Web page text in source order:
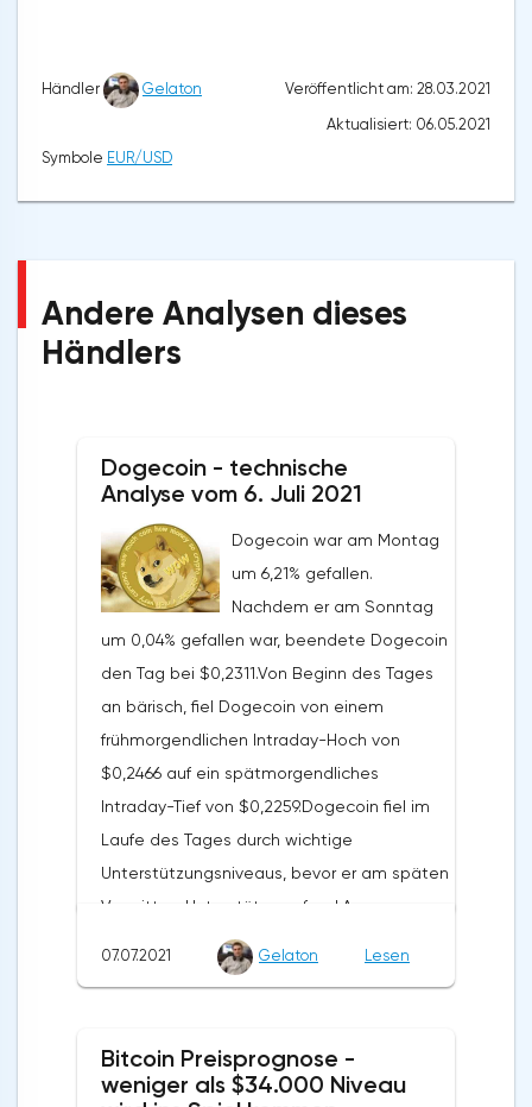
Händler Gelaton
Veröffentlicht am: 28.03.2021
Aktualisiert: 06.05.2021
Symbole EUR/USD
Andere Analysen dieses
Händlers
Dogecoin - technische
Analyse vom 6. Juli 2021
Dogecoin war am Montag
um 6,21% gefallen.
Nachdem er am Sonntag
um 0,04% gefallen war, beendete Dogecoin
den Tag bei $0,2311.Von Beginn des Tages
an bärisch, fiel Dogecoin von einem
frühmorgendlichen Intraday-Hoch von
$0,2466 auf ein spätmorgendliches
Intraday-Tief von $0,2259.Dogecoin fiel im
Laufe des Tages durch wichtige
Unterstützungsniveaus, bevor er am späten
Vormittag Unterstützung fand.Am
Nachmittag durchbrach Dogecoin ein
drittes wichtiges Unterstützungsniveau bei
Tages führte jedoch dazu, dass Dogecoin
07.07.2021 Gelaton Lesen
Bitcoin Preisprognose -
weniger als $34.000 Niveau